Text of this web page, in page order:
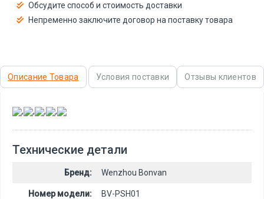
Обсудите способ и стоимость доставки
Непременно заключите договор на поставку товара
Описание Товара Условия поставки Отзывы клиентов
, , , ,
Технические детали
Бренд: Wenzhou Bonvan
Номер модели: BV-PSH01